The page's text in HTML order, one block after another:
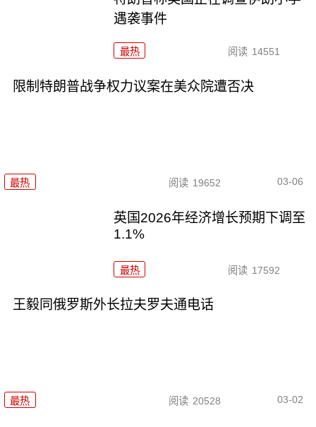
遇袭事件
最热 阅读 14551
限制特朗普战争权力议案在美众院遭否决
最热 阅读 19652 03-06
英国2026年经济增长预期下调至
1.1%
最热 阅读 17592
王毅同俄罗斯外长拉夫罗夫通电话
最热 阅读 20528 03-02